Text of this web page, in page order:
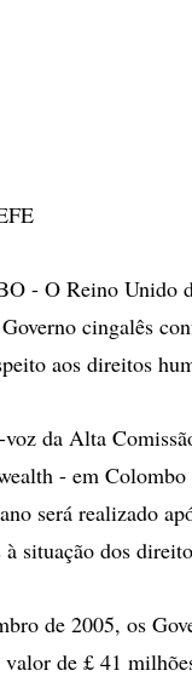
- O Reino Unido
cingalês
aos direitos
da Alta
- em
será realizado
à situação dos
de 2005, os
valor de £ 41